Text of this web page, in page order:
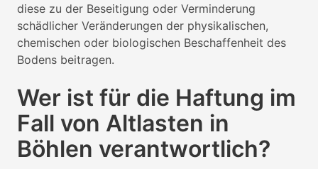
diese zu der Beseitigung oder Verminderung
schädlicher Veränderungen der physikalischen,
chemischen oder biologischen Beschaffenheit des
Bodens beitragen.
Wer ist für die Haftung im
Fall von Altlasten in
Böhlen verantwortlich?